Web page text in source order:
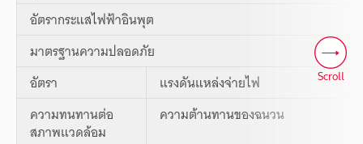
อัตรากระแสไฟฟ้าอินพุต
มาตรฐานความปลอดภัย
อัตรา
แรงดันแหล่งจ่ายไฟ
ความทนทานต่อ
สภาพแวดล้อม
ความต้านทานของฉนวน
Scroll